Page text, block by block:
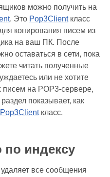
можно получить на
. Это Pop3Clientкласс
копирования писем из
на ваш ПК. После
оставаться в сети, пока
читать полученные
или не хотите
на POP3‑сервере,
показывает, как
Pop3Clientкласс.
индексу
все сообщения